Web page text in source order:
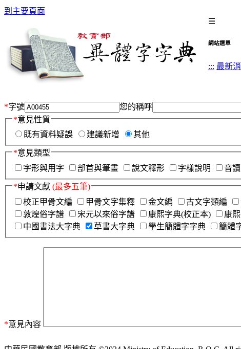
到主要頁面
☰
網站選單
::: 最新
*字號 您的稱呼
*意見性質
既有資料疑誤
建議新增 其他
*意見類型
字形與用字
部首與筆畫 說文釋形 字樣說明 音讀
*申請文獻 (最多五筆)
校正甲骨文編
甲骨文字集釋 金文編 古文字類編
敦煌俗字譜
宋元以來俗字譜 康熙字典(校正本) 康
中國書法大字典
草書大字典 學生簡體字字典 簡體
*意見內容